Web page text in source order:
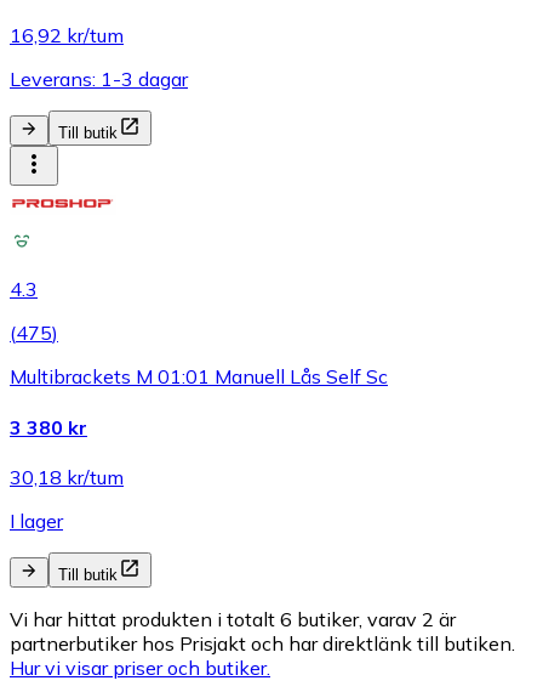
16,92 kr/tum
Leverans: 1-3 dagar
Till butik
4.3
(475)
Multibrackets M 01:01 Manuell Lås Self Sc
3 380 kr
30,18 kr/tum
I lager
Till butik
Vi har hittat produkten i totalt 6 butiker, varav 2 är
partnerbutiker hos Prisjakt och har direktlänk till butiken.
Hur vi visar priser och butiker.